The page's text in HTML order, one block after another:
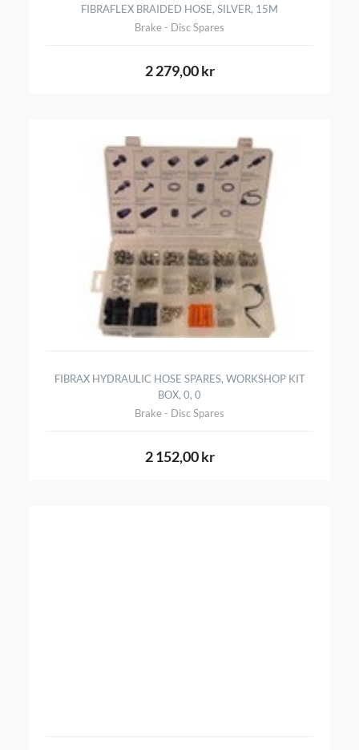
FIBRAFLEX BRAIDED HOSE, SILVER, 15M
Brake - Disc Spares
2 279,00 kr
FIBRAX HYDRAULIC HOSE SPARES, WORKSHOP KIT
BOX, 0, 0
Brake - Disc Spares
2 152,00 kr